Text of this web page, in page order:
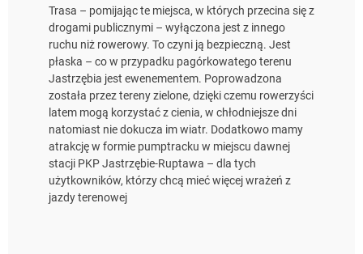
Trasa – pomijając te miejsca, w których przecina się z
drogami publicznymi – wyłączona jest z innego
ruchu niż rowerowy. To czyni ją bezpieczną. Jest
płaska – co w przypadku pagórkowatego terenu
Jastrzębia jest ewenementem. Poprowadzona
została przez tereny zielone, dzięki czemu rowerzyści
latem mogą korzystać z cienia, w chłodniejsze dni
natomiast nie dokucza im wiatr. Dodatkowo mamy
atrakcję w formie pumptracku w miejscu dawnej
stacji PKP Jastrzębie-Ruptawa – dla tych
użytkowników, którzy chcą mieć więcej wrażeń z
jazdy terenowej